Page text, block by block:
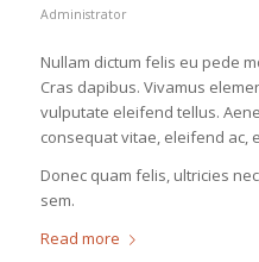
Administrator
Nullam dictum felis eu pede
Cras dapibus. Vivamus
vulputate eleifend tellus.
consequat vitae, eleifend ac,
Donec quam felis, ultricies
sem.
Read more